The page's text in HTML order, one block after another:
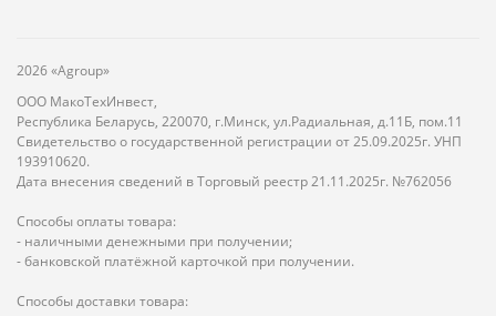
2026 «Agroup»
ООО МакоТехИнвест,
Республика Беларусь, 220070, г.Минск, ул.Радиальная, д.11Б, пом.11
Свидетельство о государственной регистрации от 25.09.2025г. УНП
193910620.
Дата внесения сведений в Торговый реестр 21.11.2025г. №762056
Способы оплаты товара:
- наличными денежными при получении;
- банковской платёжной карточкой при получении.
Способы доставки товара: